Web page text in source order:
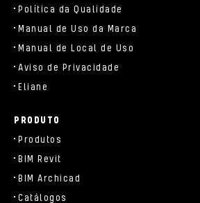
Política da Qualidade
Manual de Uso da Marca
Manual de Local de Uso
Aviso de Privacidade
Eliane
PRODUTO
Produtos
BIM Revit
BIM Archicad
Catálogos